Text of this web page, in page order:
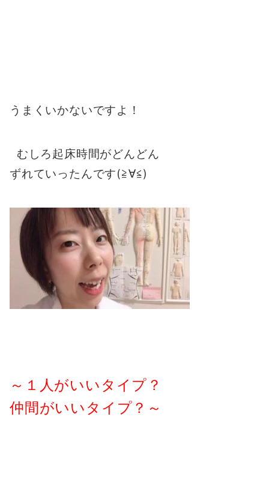
うまくいかないですよ！
むしろ起床時間がどんどん
ずれていったんです(≧∀≦)
～１人がいいタイプ？
仲間がいいタイプ？～